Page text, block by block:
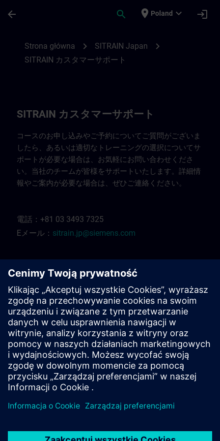
arrow_back search place Poland expand_more login
Strona główna chevron_right SITRAIN Japan chevron_right
SITRAIN カスタマーサポート
SITRAIN カスタマーサポート
コースのお申し込みやご予約についてご質問がございま
したら、あるいは適切なトレーニングの選択についてサ
ポートが必要な場合は、お気軽にお問い合わせくださ
い。当社のチームが皆様をサポートいたします。詳細情
報やご案内が必要な場合は、ぜひご連絡ください。
電話：+81 03 3493 7325
Eメール： sitrain.jp@siemens.com